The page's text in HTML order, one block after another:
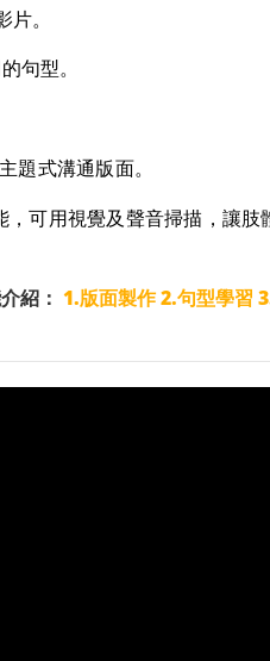
片。
句型。
題式溝通版面。
可用視覺及聲音掃描，讓肢
紹： 1.版面製作 2.句型學習